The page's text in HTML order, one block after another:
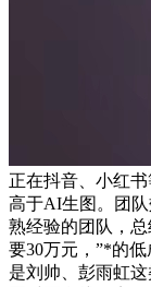
正在抖音、小红
高于AI生图。团
熟经验的团队，总
要30万元，”*的
是刘帅、彭雨虹